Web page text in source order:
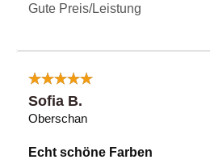
Gute Preis/Leistung
Sofia B.
Oberschan
Echt schöne Farben